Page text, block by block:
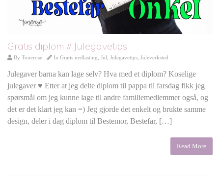
Gratis diplom // Julegavetips
By Tonerose In Gratis nedlasting Jul Julegavetips Juleverksted
Julegaver barna kan lage selv? Hva med et diplom? Koselige
julegaver ♥ Etter at jeg delte diplom til pappa til farsdag fikk jeg
spørsmål om jeg kunne lage til andre familiemedlemmer også, og
det er det klart jeg kan =) Jeg gjorde det enkelt og brukte samme
design, deler i dag diplom til Bestemor, Bestefar, […]
Read More